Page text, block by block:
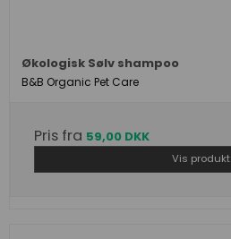
Økologisk Sølv shampoo
B&B Organic Pet Care
Pris fra 59,00 DKK
Vis produkt